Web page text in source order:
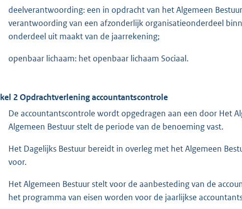
deelverantwoording: een in opdracht van het Algemeen
verantwoording van een afzonderlijk organisatieonderdeel
onderdeel uit maakt van de jaarrekening;
openbaar lichaam: het openbaar lichaam Sociaal.
2 Opdrachtverlening accountantscontrole
De accountantscontrole wordt opgedragen aan een door Het
Algemeen Bestuur stelt de periode van de benoeming vast.
Het Dagelijks Bestuur bereidt in overleg met het Algemeen
voor.
Het Algemeen Bestuur stelt voor de aanbesteding van de
het programma van eisen worden voor de jaarlijkse